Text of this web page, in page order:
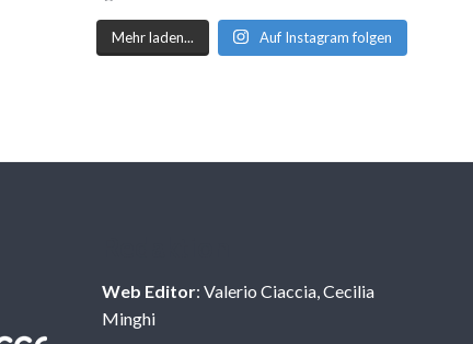
Mehr laden... Auf Instagram folgen
Web Editor: Valerio Ciaccia, Cecilia
Minghi